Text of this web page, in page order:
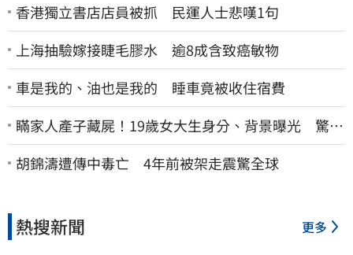
香港獨立書店店員被抓 民運人士悲嘆1句
上海抽驗嫁接睫毛膠水 逾8成含致癌敏物
車是我的、油也是我的 睡車竟被收住宿費
瞞家人產子藏屍！19歲女大生身分、背景曝光 驚見
「產檢紀錄全空白」
胡錦濤遭傳中毒亡 4年前被架走震驚全球
熱搜新聞 更多